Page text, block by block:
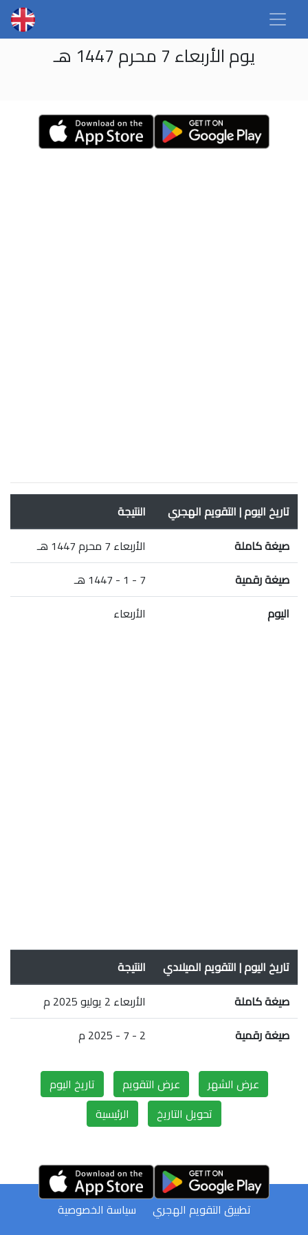
يوم الأربعاء 7 محرم 1447 هـ
تاريخ اليوم | التقويم الهجري
النتيجة
صيغة كاملة
الأربعاء 7 محرم 1447 هـ
صيغة رقمية
7 - 1 - 1447 هـ
اليوم
الأربعاء
تاريخ اليوم | التقويم الميلادي
النتيجة
صيغة كاملة
الأربعاء 2 يوليو 2025 م
صيغة رقمية
2 - 7 - 2025 م
عرض الشهر عرض التقويم
تاريخ اليوم
تحويل التاريخ
الرئيسية
سياسة الخصوصية
تطبيق التقويم الهجري